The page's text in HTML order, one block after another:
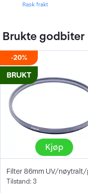
Rask frakt
Brukte godbiter
20%
Kjøp
Tilstand: 3